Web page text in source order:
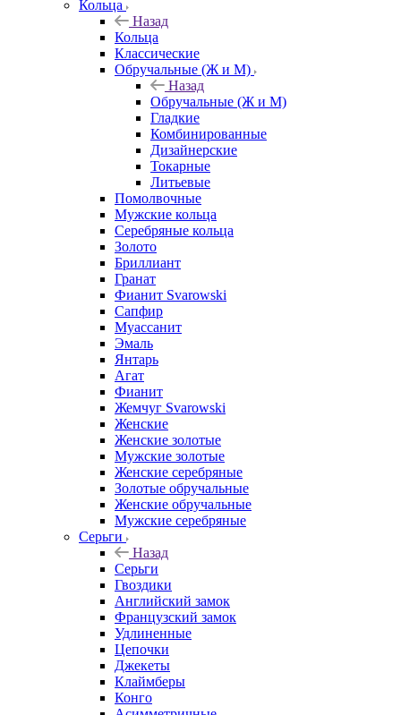
Кольца
Назад
Кольца
Классические
Обручальные (Ж и М)
Назад
Обручальные (Ж и М)
Гладкие
Комбинированные
Дизайнерские
Токарные
Литьевые
Помолвочные
Мужские кольца
Серебряные кольца
Золото
Бриллиант
Гранат
Фианит Svarowski
Сапфир
Муассанит
Эмаль
Янтарь
Агат
Фианит
Жемчуг Svarowski
Женские
Женские золотые
Мужские золотые
Женские серебряные
Золотые обручальные
Женские обручальные
Мужские серебряные
Серьги
Назад
Серьги
Гвоздики
Английский замок
Французский замок
Удлиненные
Цепочки
Джекеты
Клаймберы
Конго